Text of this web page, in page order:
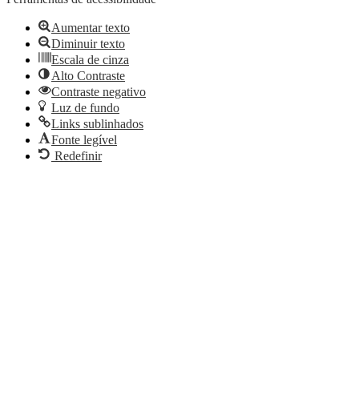
Aumentar texto
Diminuir texto
Escala de cinza
Alto Contraste
Contraste negativo
Luz de fundo
Links sublinhados
Fonte legível
Redefinir